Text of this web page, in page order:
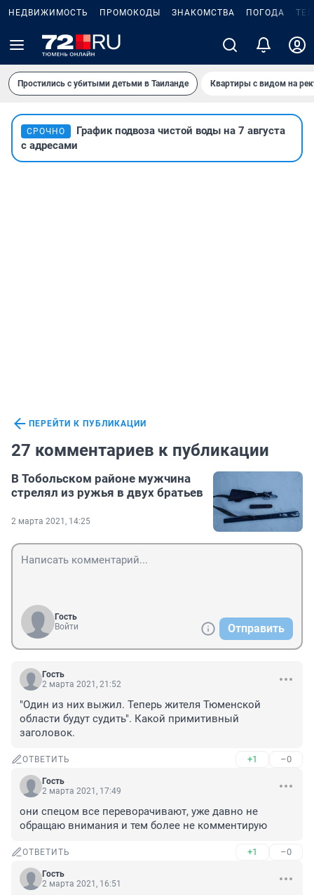
НЕДВИЖИМОСТЬ ПРОМОКОДЫ ЗНАКОМСТВА ПОГОДА
Простились с убитыми детьми в Таиланде Квартиры с видом на
СРОЧНО
График подвоза чистой воды на 7 августа
с адресами
ПЕРЕЙТИ К ПУБЛИКАЦИИ
27 комментариев к публикации
В Тобольском районе мужчина
стрелял из ружья в двух братьев
2 марта 2021, 14:25
Гость
Войти
Отправить
Гость
2 марта 2021, 21:52
"Один из них выжил. Теперь жителя Тюменской
области будут судить". Какой примитивный
заголовок.
ОТВЕТИТЬ +1 –0
Гость
2 марта 2021, 17:49
они спецом все переворачивают, уже давно не
обращаю внимания и тем более не комментирую
ОТВЕТИТЬ +1 –0
Гость
2 марта 2021, 16:51